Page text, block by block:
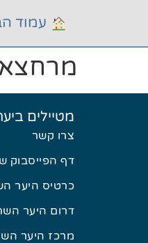
עמוד
מטיילים
צרו קשר
דף הפייסבוק
כרטיס היער
דרום היער
מרכז היער